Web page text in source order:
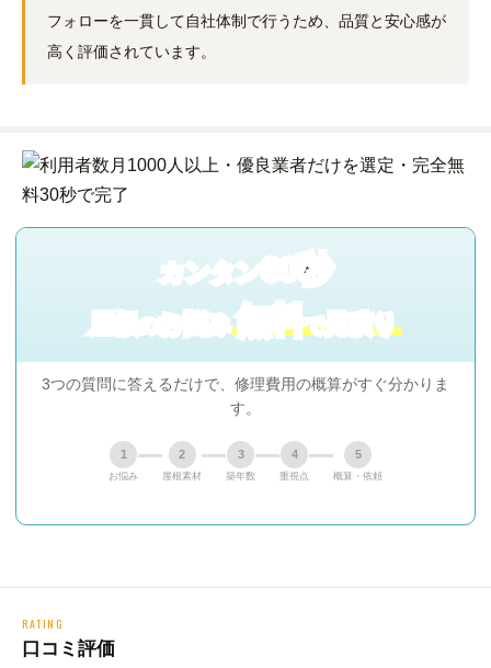
フォローを一貫して自社体制で行うため、品質と安心感が
高く評価されています。
カンタン60秒
屋根 のお悩み無料で見積り
3つの質問に答えるだけで、修理費用の概算がすぐ分かりま
す。
1
お悩み
2
屋根素材
3
築年数
4
重視点
5
概算・依頼
RATING
口コミ評価